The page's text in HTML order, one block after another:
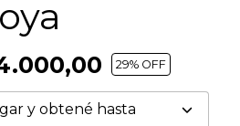
29% OFF
y obtené hasta